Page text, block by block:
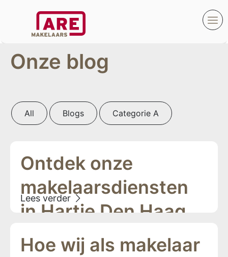
Onze blog
All Blogs Categorie A
Ontdek onze
makelaarsdiensten
in Hartje Den Haag
Hoe wij als makelaar